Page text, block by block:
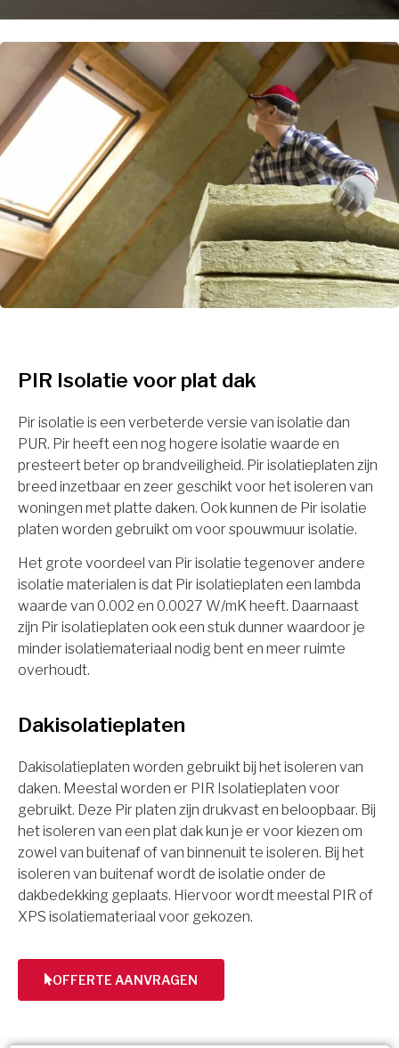
PIR Isolatie voor plat dak
Pir isolatie is een verbeterde versie van isolatie dan
PUR. Pir heeft een nog hogere isolatie waarde en
presteert beter op brandveiligheid. Pir isolatieplaten zijn
breed inzetbaar en zeer geschikt voor het isoleren van
woningen met platte daken. Ook kunnen de Pir isolatie
platen worden gebruikt om voor spouwmuur isolatie.
Het grote voordeel van Pir isolatie tegenover andere
isolatie materialen is dat Pir isolatieplaten een lambda
waarde van 0.002 en 0.0027 W/mK heeft. Daarnaast
zijn Pir isolatieplaten ook een stuk dunner waardoor je
minder isolatiemateriaal nodig bent en meer ruimte
overhoudt.
Dakisolatieplaten
Dakisolatieplaten worden gebruikt bij het isoleren van
daken. Meestal worden er PIR Isolatieplaten voor
gebruikt. Deze Pir platen zijn drukvast en beloopbaar. Bij
het isoleren van een plat dak kun je er voor kiezen om
zowel van buitenaf of van binnenuit te isoleren. Bij het
isoleren van buitenaf wordt de isolatie onder de
dakbedekking geplaats. Hiervoor wordt meestal PIR of
XPS isolatiemateriaal voor gekozen.
OFFERTE AANVRAGEN